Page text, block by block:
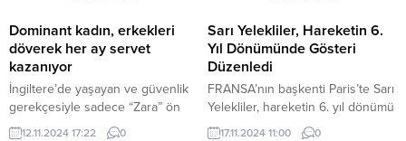
demografik yapısını değiştiriyor.
İsrail işgal gücüdür, atacağı her
adım yok hükmündedir"
ifadelerine yer verdi.
Dominant kadın, erkekleri
döverek her ay servet
kazanıyor
İngiltere’de yaşayan ve güvenlik
gerekçesiyle sadece “Zara” ön
adını paylaşan iki çocuk annesi
12.11.2024 17:22 0
Sarı Yelekliler, Hareketin 6.
Yıl Dönümünde Gösteri
Düzenledi
FRANSA’nın başkenti Paris’te Sarı
Yelekliler, hareketin 6. yıl dönümü
nedeniyle gösteri düzenledi. ‘Sarı
17.11.2024 11:00 0